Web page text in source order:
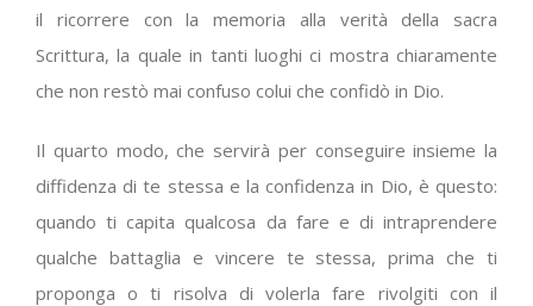
il ricorrere con la memoria alla verità della sacra
Scrittura, la quale in tanti luoghi ci mostra chiaramente
che non restò mai confuso colui che confidò in Dio.
Il quarto modo, che servirà per conseguire insieme la
diffidenza di te stessa e la confidenza in Dio, è questo:
quando ti capita qualcosa da fare e di intraprendere
qualche battaglia e vincere te stessa, prima che ti
proponga o ti risolva di volerla fare rivolgiti con il